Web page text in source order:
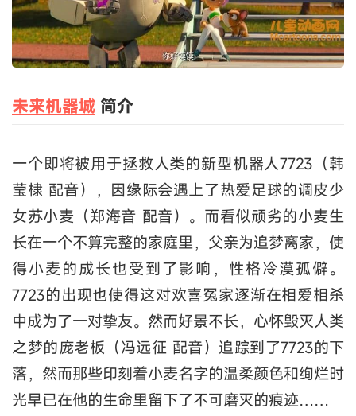
未来机器城 简介
一个即将被用于拯救人类的新型机器人7723（韩
莹棣 配音），因缘际会遇上了热爱足球的调皮少
女苏小麦（郑海音 配音）。而看似顽劣的小麦生
长在一个不算完整的家庭里，父亲为追梦离家，使
得小麦的成长也受到了影响，性格冷漠孤僻。
7723的出现也使得这对欢喜冤家逐渐在相爱相杀
中成为了一对挚友。然而好景不长，心怀毁灭人类
之梦的庞老板（冯远征 配音）追踪到了7723的下
落，然而那些印刻着小麦名字的温柔颜色和绚烂时
光早已在他的生命里留下了不可磨灭的痕迹……